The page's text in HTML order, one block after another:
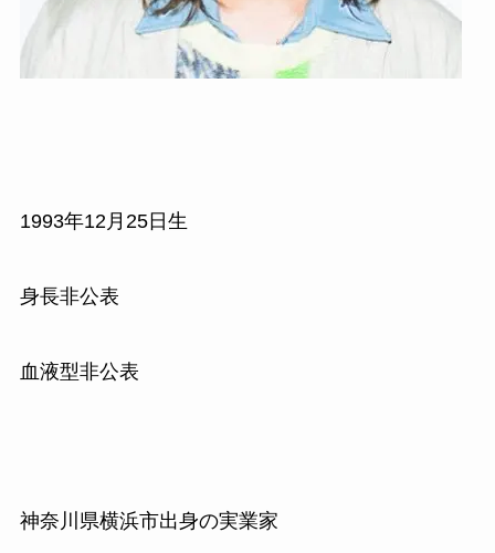
1993年12月25日生
身長非公表
血液型非公表
神奈川県横浜市出身の実業家